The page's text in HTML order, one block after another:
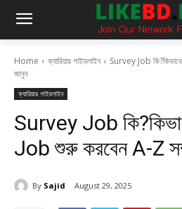
Home ক্যারিয়ার গাইডলাইন
Survey Job
জানুন
ক্যারিয়ার গাইডলাইন
Survey Job
Job শুরু করবেন A-Z
By Sajid August 29, 2025